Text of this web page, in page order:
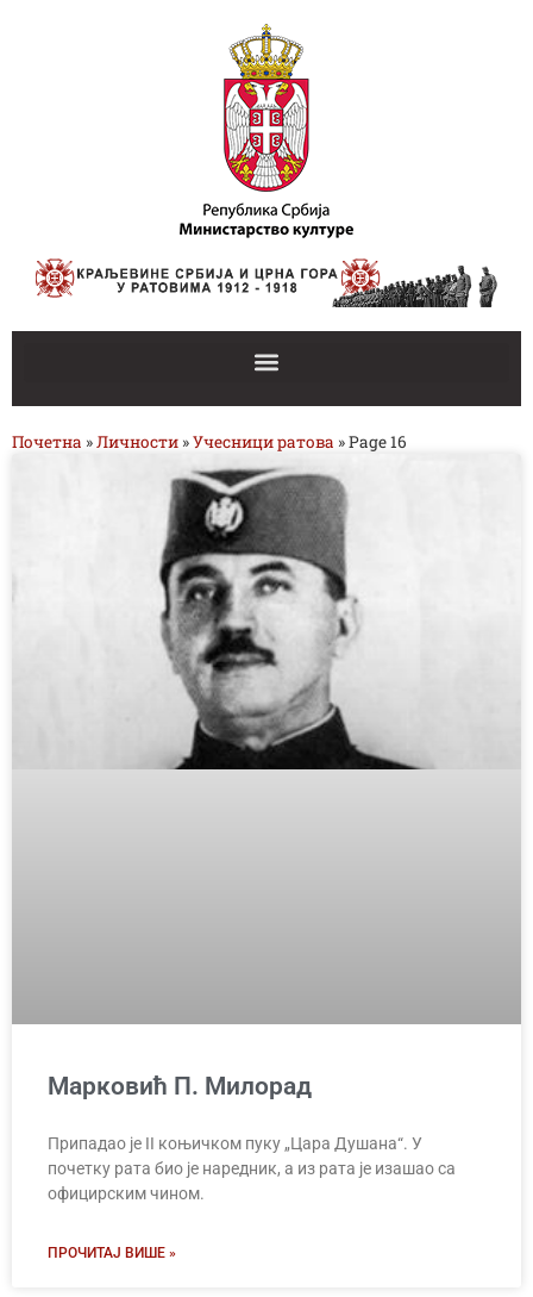
Почетна »Личности »Учесници ратова »Page 16
Марковић П. Милорад
Припадао је II коњичком пуку „Цара Душана“. У
почетку рата био је наредник, а из рата је изашао са
официрским чином.
ПРОЧИТАЈ ВИШЕ »